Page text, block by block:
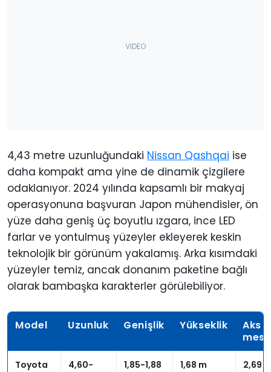
4,43 metre uzunluğundaki Nissan Qashqai ise
daha kompakt ama yine de dinamik çizgilere
odaklanıyor. 2024 yılında kapsamlı bir makyaj
operasyonuna başvuran Japon mühendisler, ön
yüze daha geniş üç boyutlu ızgara, ince LED
farlar ve yontulmuş yüzeyler ekleyerek keskin
teknolojik bir görünüm yakalamış. Arka kısımdaki
yüzeyler temiz, ancak donanım paketine bağlı
olarak bambaşka karakterler görülebiliyor.
Model Uzunluk Genişlik Yükseklik
Aks
Toyota
4,60-
1,85-1,88
1,68 m 2,69